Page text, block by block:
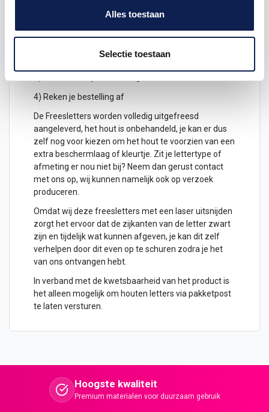
Alles toestaan
Selectie toestaan
1) Geef aan welke formaat je wenst te ontvangen, de
aantal letters aan
4) Reken je bestelling af
De Freesletters worden volledig uitgefreesd
aangeleverd, het hout is onbehandeld, je kan er dus
zelf nog voor kiezen om het hout te voorzien van een
extra beschermlaag of kleurtje. Zit je lettertype of
afmeting er nou niet bij? Neem dan gerust contact
met ons op, wij kunnen namelijk ook op verzoek
produceren.
Omdat wij deze freesletters met een laser uitsnijden
zorgt het ervoor dat de zijkanten van de letter zwart
zijn en tijdelijk wat kunnen afgeven, je kan dit zelf
verhelpen door dit even op te schuren zodra je het
van ons ontvangen hebt.
In verband met de kwetsbaarheid van het product is
het alleen mogelijk om houten letters via pakketpost
te laten versturen.
Hoogste kwaliteit
Premium materialen voor duurzaam gebruik